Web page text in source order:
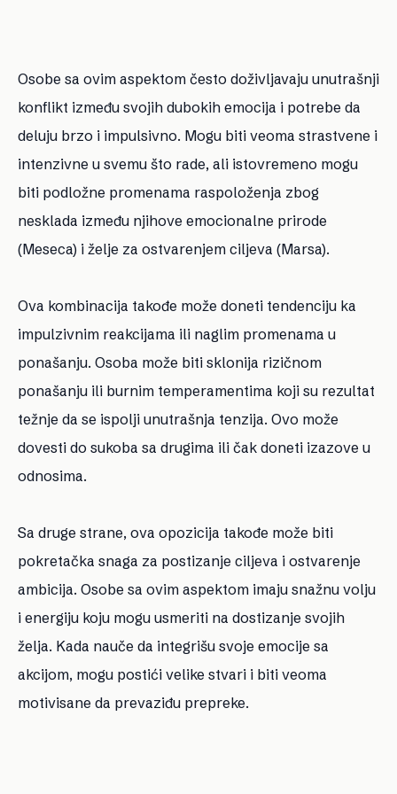
Osobe sa ovim aspektom često doživljavaju unutrašnji
konflikt između svojih dubokih emocija i potrebe da
deluju brzo i impulsivno. Mogu biti veoma strastvene i
intenzivne u svemu što rade, ali istovremeno mogu
biti podložne promenama raspoloženja zbog
nesklada između njihove emocionalne prirode
(Meseca) i želje za ostvarenjem ciljeva (Marsa).
Ova kombinacija takođe može doneti tendenciju ka
impulzivnim reakcijama ili naglim promenama u
ponašanju. Osoba može biti sklonija rizičnom
ponašanju ili burnim temperamentima koji su rezultat
težnje da se ispolji unutrašnja tenzija. Ovo može
dovesti do sukoba sa drugima ili čak doneti izazove u
odnosima.
Sa druge strane, ova opozicija takođe može biti
pokretačka snaga za postizanje ciljeva i ostvarenje
ambicija. Osobe sa ovim aspektom imaju snažnu volju
i energiju koju mogu usmeriti na dostizanje svojih
želja. Kada nauče da integrišu svoje emocije sa
akcijom, mogu postići velike stvari i biti veoma
motivisane da prevaziđu prepreke.